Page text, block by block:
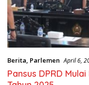
Berita, Parlemen April 6,
Pansus DPRD